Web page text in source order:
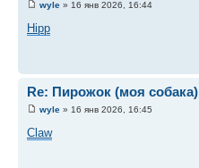
wyle » 16 янв 2026, 16:44
Hipp
Re: Пирожок (моя собака)
wyle » 16 янв 2026, 16:45
Claw